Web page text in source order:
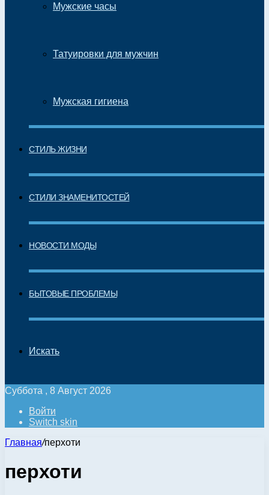
Мужские часы
Татуировки для мужчин
Мужская гигиена
СТИЛЬ ЖИЗНИ
СТИЛИ ЗНАМЕНИТОСТЕЙ
НОВОСТИ МОДЫ
БЫТОВЫЕ ПРОБЛЕМЫ
Искать
Суббота , 8 Август 2026
Войти
Switch skin
Главная/перхоти
перхоти